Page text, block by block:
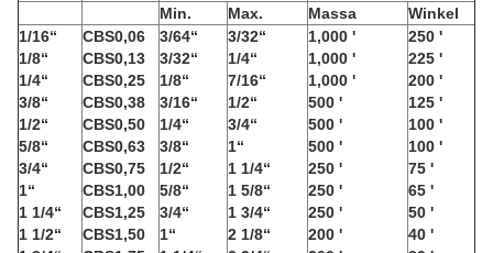
Min. Max. Massa
Winkel
1/16“
1/8“
1/4“
3/8“
1/2“
5/8“
3/4“
1“
1 1/4“
1 1/2“
CBS0,06
CBS0,13
CBS0,25
CBS0,38
CBS0,50
CBS0,63
CBS0,75
CBS1,00
CBS1,25
CBS1,50
3/64“
3/32“
1/8“
3/16“
1/4“
3/8“
1/2“
5/8“
3/4“
1“
3/32“
1/4“
7/16“
1/2“
3/4“
1“
1 1/4“
1 5/8“
1 3/4“
2 1/8“
1,000 '
1,000 '
1,000 '
500 '
500 '
500 '
250 '
250 '
250 '
200 '
250 '
225 '
200 '
125 '
100 '
100 '
75 '
65 '
50 '
40 '